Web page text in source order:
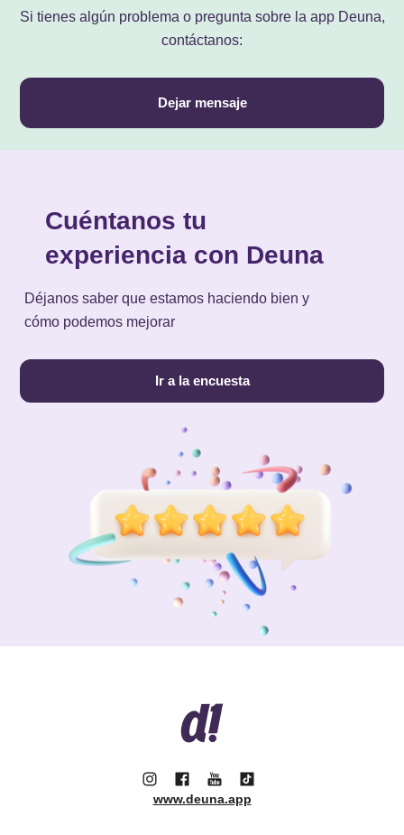
Si tienes algún problema o pregunta sobre la app Deuna,
contáctanos:
Dejar mensaje
Cuéntanos tu
experiencia con Deuna
Déjanos saber que estamos haciendo bien y
cómo podemos mejorar
Ir a la encuesta
www.deuna.app